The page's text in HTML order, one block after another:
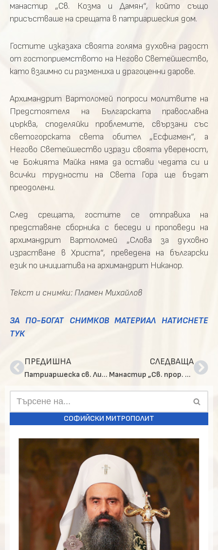
манастир „Св. Козма и Дамян“, който също
присъстваше на срещата в патриаршеския дом.
Гостите изказаха своята голяма духовна радост
от гостоприемството на Негово Светейшество,
като взаимно си размениха и драгоценни дарове.
Архимандрит Вартоломей попроси молитвите на
Предстоятеля на Българската православна
църква, споделяйки проблемите, свързани със
светогорската света обител „Есфигмен“, а
Негово Светейшество изрази своята увереност,
че Божията Майка няма да остави чедата си и
всички трудности на Света Гора ще бъдат
преодолени.
След срещата, гостите се отправиха на
представяне сборника с беседи и проповеди на
архимандрит Вартоломей „Слова за духовно
израстване в Христа“, преведена на български
език по инициатива на архимандрит Никанор.
Текст и снимки: Пламен Михайлов
ЗА ПО-БОГАТ СНИМКОВ МАТЕРИАЛ НАТИСНЕТЕ
ТУК
ПРЕДИШНА
Патриаршеска св. Литургия в храм „Св. Седмочисленици“ с поклонение пред мощите на св. вмчк Пантелеймон
СЛЕДВАЩА
Манастир „Св. прор. Илия“ в столичния кв. Дървеница посрещна своя храмов празник
СОФИЙСКИ МИТРОПОЛИТ